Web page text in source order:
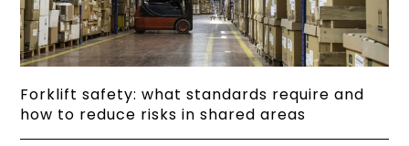
Forklift safety: what standards require and
how to reduce risks in shared areas